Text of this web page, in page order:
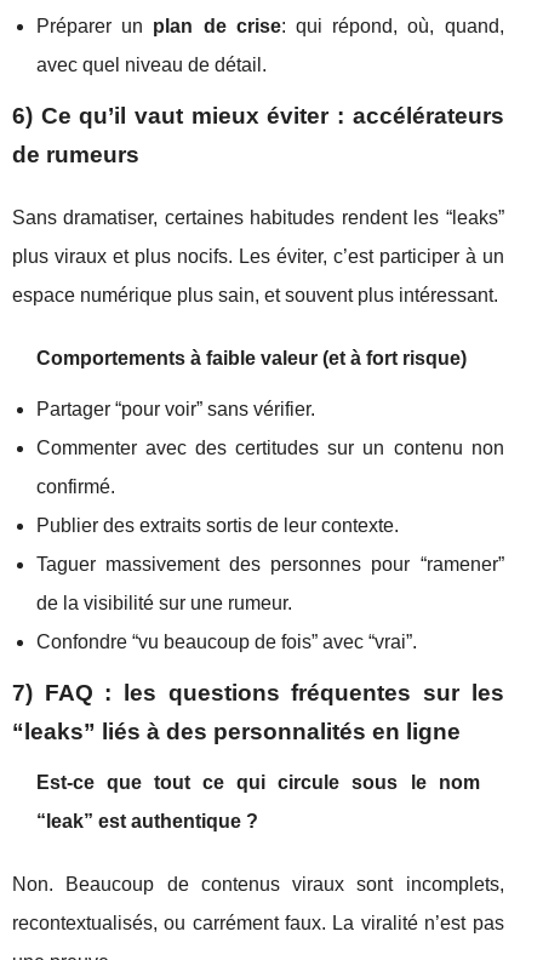
Préparer un plan de crise: qui répond, où, quand,
avec quel niveau de détail.
6) Ce qu’il vaut mieux éviter : accélérateurs
de rumeurs
Sans dramatiser, certaines habitudes rendent les “leaks”
plus viraux et plus nocifs. Les éviter, c’est participer à un
espace numérique plus sain, et souvent plus intéressant.
Comportements à faible valeur (et à fort risque)
Partager “pour voir” sans vérifier.
Commenter avec des certitudes sur un contenu non
confirmé.
Publier des extraits sortis de leur contexte.
Taguer massivement des personnes pour “ramener”
de la visibilité sur une rumeur.
Confondre “vu beaucoup de fois” avec “vrai”.
7) FAQ : les questions fréquentes sur les
“leaks” liés à des personnalités en ligne
Est-ce que tout ce qui circule sous le nom
“leak” est authentique ?
Non. Beaucoup de contenus viraux sont incomplets,
recontextualisés, ou carrément faux. La viralité n’est pas